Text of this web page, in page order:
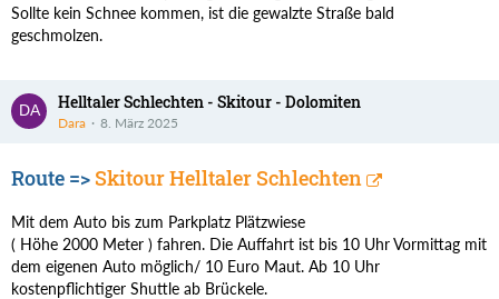
Sollte kein Schnee kommen, ist die gewalzte Straße bald
geschmolzen.
Helltaler Schlechten - Skitour - Dolomiten
Dara 8. März 2025
Route => Skitour Helltaler Schlechten
Mit dem Auto bis zum Parkplatz Plätzwiese
( Höhe 2000 Meter ) fahren. Die Auffahrt ist bis 10 Uhr Vormittag mit
dem eigenen Auto möglich/ 10 Euro Maut. Ab 10 Uhr
kostenpflichtiger Shuttle ab Brückele.